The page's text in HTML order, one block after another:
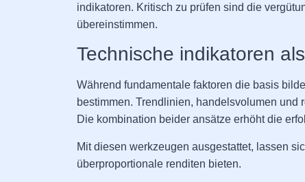
indikatoren. Kritisch zu prüfen sind die
übereinstimmen.
Technische indikatoren
Während fundamentale faktoren die basis
bestimmen. Trendlinien, handelsvolumen und
Die kombination beider ansätze erhöht die
Mit diesen werkzeugen ausgestattet, lassen
überproportionale renditen bieten.